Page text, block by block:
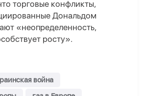
торговые конфликты,
Дональдом
«неопределенность,
росту».
война